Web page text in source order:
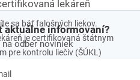
lekáreň
sa báť falošných liekov.
je certifikovaná štátnym
pre kontrolu liečiv (ŠÚKL)
aktuálne informovaní?
odber noviniek